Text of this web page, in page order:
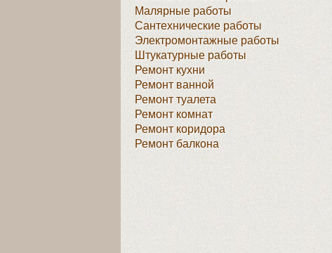
Малярные работы
Сантехнические работы
Электромонтажные работы
Штукатурные работы
Ремонт кухни
Ремонт ванной
Ремонт туалета
Ремонт комнат
Ремонт коридора
Ремонт балкона